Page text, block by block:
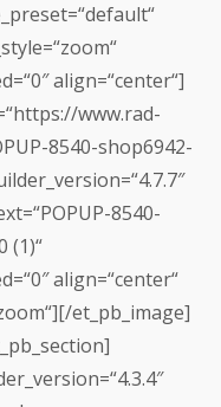
align=“center“]
www.rad-
8540-shop6942-
8540-
(1)“
align=“center“
et_pb_image]